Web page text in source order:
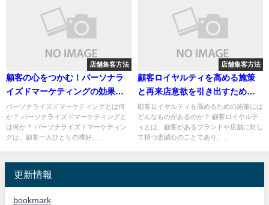
店舗集客方法
顧客の心をつかむ！パーソナラ
イズドマーケティングの効果と
成功事例
パーソナライズドマーケティングとは何
か？ パーソナライズドマーケティングと
は何か？ パーソナライズドマーケティン
グは、顧客一人ひとりの嗜好、...
店舗集客方法
顧客ロイヤルティを高める施策
と再来店意欲を引き出すための
鍵
顧客ロイヤルティを高めるための施策には
どんなものがあるのか？ 顧客ロイヤルテ
ィとは、顧客があるブランドや店舗に対し
て持つ忠誠心のことであり、...
更新情報
bookmark